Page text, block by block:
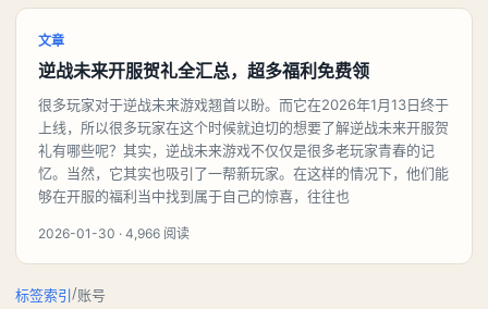
文章
逆战未来开服贺礼全汇总，超多福利免费领
很多玩家对于逆战未来游戏翘首以盼。而它在2026年1月13日终于
上线，所以很多玩家在这个时候就迫切的想要了解逆战未来开服贺
礼有哪些呢？其实，逆战未来游戏不仅仅是很多老玩家青春的记
忆。当然，它其实也吸引了一帮新玩家。在这样的情况下，他们能
够在开服的福利当中找到属于自己的惊喜，往往也
2026-01-30 · 4,966 阅读
标签索引/账号